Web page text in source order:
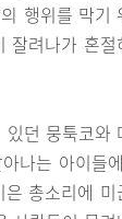
행위를 막기
잘려나가 혼
던 뭉툭코와
나는 아이들
총소리에